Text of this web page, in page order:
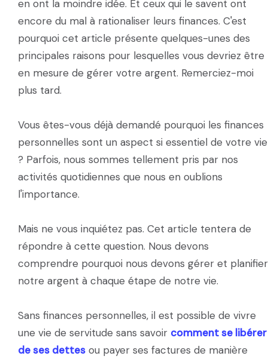
en ont la moindre idée. Et ceux qui le savent ont
encore du mal à rationaliser leurs finances. C'est
pourquoi cet article présente quelques-unes des
principales raisons pour lesquelles vous devriez être
en mesure de gérer votre argent. Remerciez-moi
plus tard.
Vous êtes-vous déjà demandé pourquoi les finances
personnelles sont un aspect si essentiel de votre vie
? Parfois, nous sommes tellement pris par nos
activités quotidiennes que nous en oublions
l'importance.
Mais ne vous inquiétez pas. Cet article tentera de
répondre à cette question. Nous devons
comprendre pourquoi nous devons gérer et planifier
notre argent à chaque étape de notre vie.
Sans finances personnelles, il est possible de vivre
une vie de servitude sans savoir comment se libérer
de ses dettes ou payer ses factures de manière